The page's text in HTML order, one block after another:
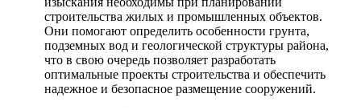
строительства жилых и промышленных объектов.
Они помогают определить особенности грунта,
подземных вод и геологической структуры района,
что в свою очередь позволяет разработать
оптимальные проекты строительства и обеспечить
надежное и безопасное размещение сооружений.